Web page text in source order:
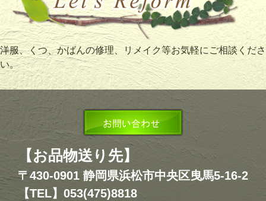
洋服、くつ、かばんの修理、リメイク等お気軽にご相談くださ
い。
【お品物送り先】
〒430-0901 静岡県浜松市中央区曳馬5-16-2
【TEL】053(475)8818